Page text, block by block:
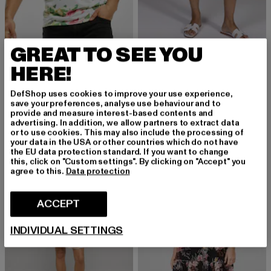
JUST RHYSE
Samara
EUR 14,94
Derzeitiger Preis: EUR 14,94
EUR 22,99
ESTELOU
EUR 35,99
Derzeitiger Preis: EUR 35,99
EUR 39,99Aktionspreis:
-10% -23%
GREAT TO SEE YOU
HERE!
DefShop uses cookies to improve your use experience,
save your preferences, analyse use behaviour and to
provide and measure interest-based contents and
advertising. In addition, we allow partners to extract data
or to use cookies. This may also include the processing of
your data in the USA or other countries which do not have
the EU data protection standard. If you want to change
this, click on "Custom settings". By clicking on "Accept" you
agree to this. Data protection
ACCEPT
INDIVIDUAL SETTINGS